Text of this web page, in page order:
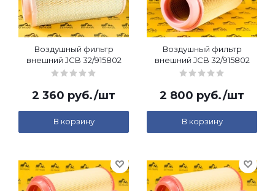
Воздушный фильтр
внешний JCB 32/915802
2 360 руб./шт
В корзину
Воздушный фильтр
внешний JCB 32/915802
2 800 руб./шт
В корзину